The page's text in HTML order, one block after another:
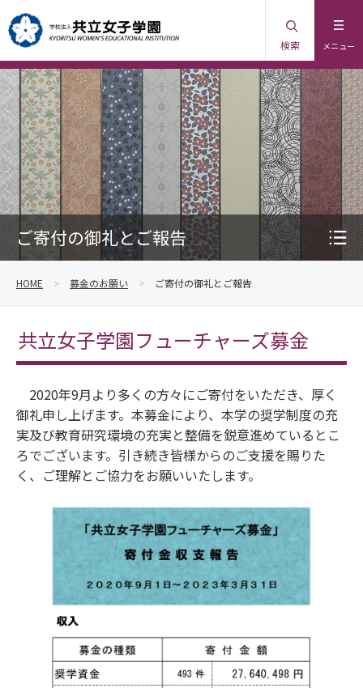
メニュー
検索
ご寄付の御礼とご報告
HOME 募金のお願い ご寄付の御礼とご報告
共立女子学園フューチャーズ募金
2020年9月より多くの方々にご寄付をいただき、厚く
御礼申し上げます。本募金により、本学の奨学制度の充
実及び教育研究環境の充実と整備を鋭意進めているとこ
ろでございます。引き続き皆様からのご支援を賜りた
く、ご理解とご協力をお願いいたします。